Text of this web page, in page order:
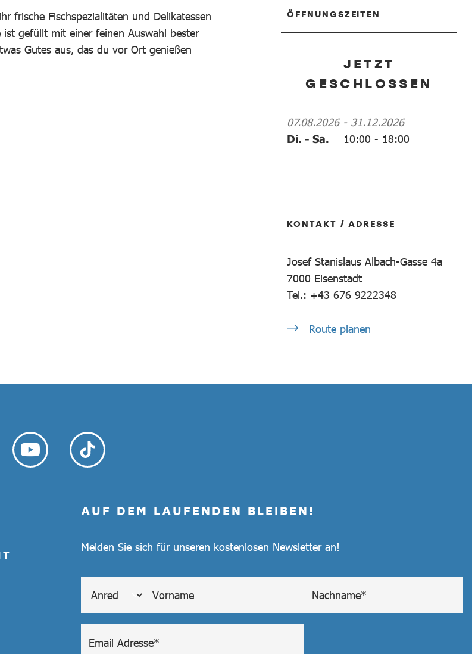
frische Fischspezialitäten und Delikatessen
gefüllt mit einer feinen Auswahl bester
Gutes aus, das du vor Ort genießen
ÖFFNUNGSZEITEN
JETZT
GESCHLOSSEN
07.08.2026- 31.12.2026
Di. - Sa.
10:00 - 18:00
KONTAKT / ADRESSE
Josef Stanislaus Albach-Gasse 4a
7000 Eisenstadt
Tel.: +43 676 9222348
Route planen
AUF DEM LAUFENDEN BLEIBEN!
Melden Sie sich für unseren kostenlosen Newsletter an!